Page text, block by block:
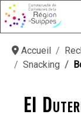
Accueil
Snacking
EI